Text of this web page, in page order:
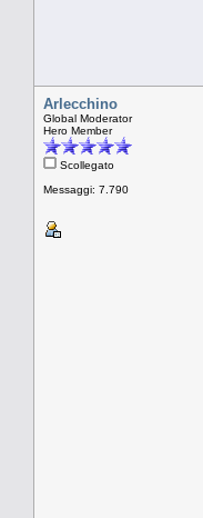
Arlecchino
Global Moderator
Hero Member
Scollegato
Messaggi: 7.790